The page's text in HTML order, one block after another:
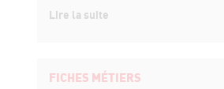
Lire la suite
FICHES MÉTIERS